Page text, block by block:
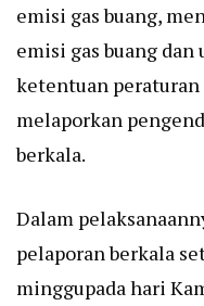
emisi gas buang,
emisi gas buang dan
ketentuan peraturan
melaporkan
berkala.
Dalam
pelaporan berkala
minggupada hari